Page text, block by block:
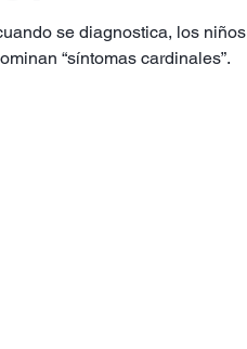
se diagnostica, los niños
“síntomas cardinales”.